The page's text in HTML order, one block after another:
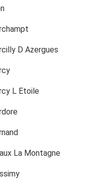
D Azergues
L Etoile
La Montagne